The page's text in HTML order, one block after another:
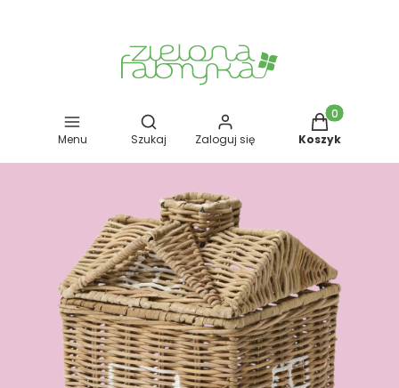
Menu
Otwórz wyszukiwarkę
Szukaj Zaloguj się
Produkty w
Koszyk